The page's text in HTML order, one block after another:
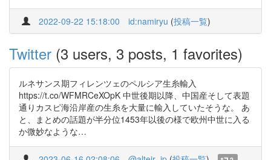
2022-09-22 15:18:00 id:namiryu (投稿一覧)
Twitter (3 users, 3 posts, 1 favorites)
ルネサンス期フィレンツェのペルシア生糸輸入
https://t.co/WFMRCeXOpK 中世後期以降、中国産そして表題
通りカスピ海沿岸産の生糸を大量に輸入していたそうな。 あ
と、まとめの話題が半分位1453年以後の様で欧州中世に入る
か微妙なような…